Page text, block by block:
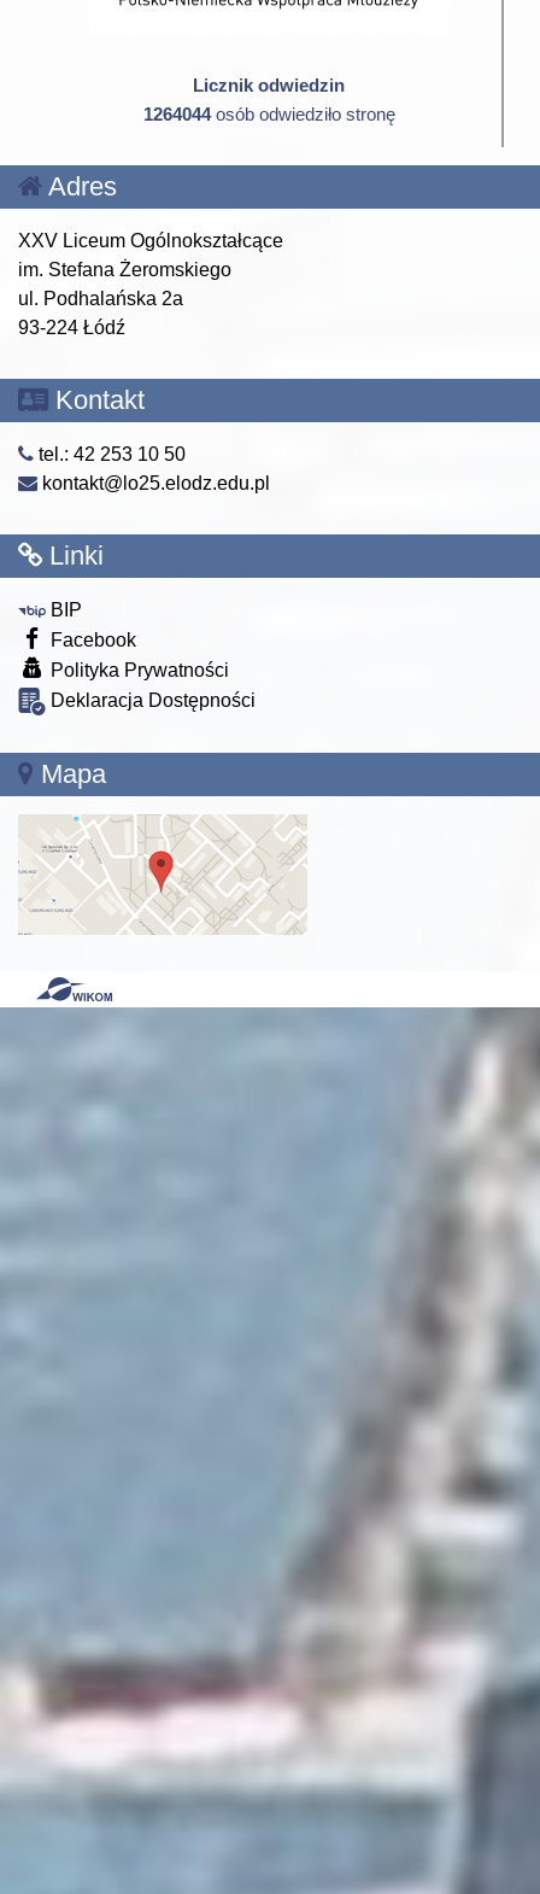
Licznik odwiedzin
1264044osób odwiedziło stronę
Adres
XXV Liceum Ogólnokształcące
im. Stefana Żeromskiego
ul. Podhalańska 2a
93-224 Łódź
Kontakt
tel.: 42 253 10 50
kontakt@lo25.elodz.edu.pl
Linki
BIP
Facebook
Polityka Prywatności
Deklaracja Dostępności
Mapa